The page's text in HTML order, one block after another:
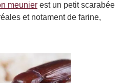
meunier est un petit scarabée
et notament de farine,